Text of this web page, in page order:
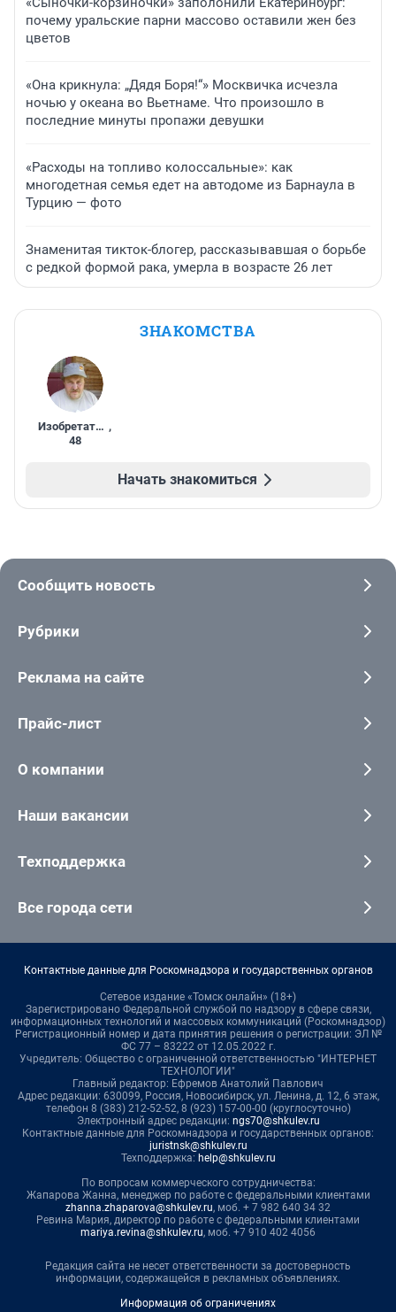
почему уральские парни массово оставили жен без
цветов
«Она крикнула: „Дядя Боря!“» Москвичка исчезла
ночью у океана во Вьетнаме. Что произошло в
последние минуты пропажи девушки
«Расходы на топливо колоссальные»: как
многодетная семья едет на автодоме из Барнаула в
Турцию — фото
Знаменитая тикток-блогер, рассказывавшая о борьбе
с редкой формой рака, умерла в возрасте 26 лет
ЗНАКОМСТВА
Изобретатель ,
48
Начать знакомиться
Сообщить новость
Рубрики
Реклама на сайте
Прайс-лист
О компании
Наши вакансии
Техподдержка
Все города сети
Контактные данные для Роскомнадзора и государственных органов
Сетевое издание «Томск онлайн» (18+)
Зарегистрировано Федеральной службой по надзору в сфере связи,
информационных технологий и массовых коммуникаций (Роскомнадзор)
Регистрационный номер и дата принятия решения о регистрации: ЭЛ №
ФС 77 – 83222 от 12.05.2022 г.
Учредитель: Общество с ограниченной ответственностью "ИНТЕРНЕТ
ТЕХНОЛОГИИ"
Главный редактор: Ефремов Анатолий Павлович
Адрес редакции: 630099, Россия, Новосибирск, ул. Ленина, д. 12, 6 этаж,
телефон 8 (383) 212-52-52, 8 (923) 157-00-00 (круглосуточно)
Электронный адрес редакции: ngs70@shkulev.ru
Контактные данные для Роскомнадзора и государственных органов:
juristnsk@shkulev.ru
Техподдержка: help@shkulev.ru
По вопросам коммерческого сотрудничества:
Жапарова Жанна, менеджер по работе с федеральными клиентами
zhanna.zhaparova@shkulev.ru, моб. + 7 982 640 34 32
Ревина Мария, директор по работе с федеральными клиентами
mariya.revina@shkulev.ru, моб. +7 910 402 4056
Редакция сайта не несет ответственности за достоверность
информации, содержащейся в рекламных объявлениях.
Информация об ограничениях